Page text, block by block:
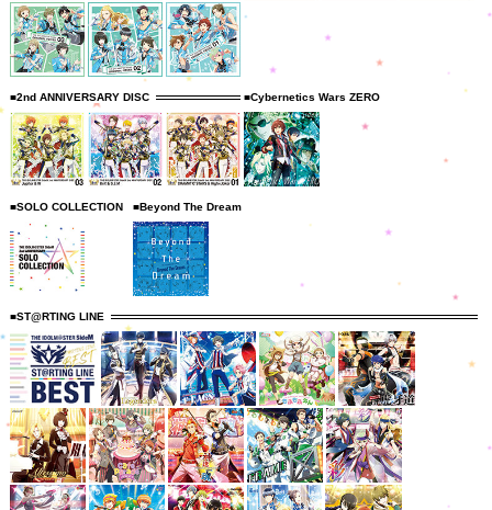
■2nd ANNIVERSARY DISC ■Cybernetics Wars ZERO
■SOLO COLLECTION ■Beyond The Dream
■ST@RTING LINE